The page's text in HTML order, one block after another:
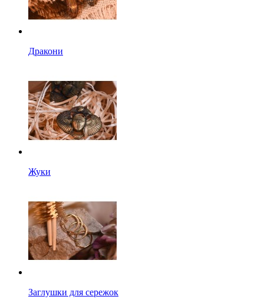
Дракони
Жуки
Заглушки для сережок